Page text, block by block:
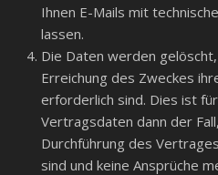
Ihnen E-Mails mit
lassen.
Die Daten werden
Erreichung des Zweckes
erforderlich sind. Dies ist
Vertragsdaten dann der
Durchführung des
sind und keine Ansprüche